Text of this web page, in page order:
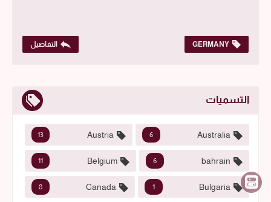
GERMANY التفاصيل
التسميات
Australia
6
Austria
13
bahrain
6
Belgium
11
Bulgaria
1
Canada
8